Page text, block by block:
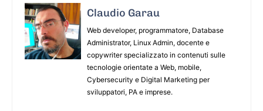
Claudio Garau
Web developer, programmatore, Database
Administrator, Linux Admin, docente e
copywriter specializzato in contenuti sulle
tecnologie orientate a Web, mobile,
Cybersecurity e Digital Marketing per
sviluppatori, PA e imprese.